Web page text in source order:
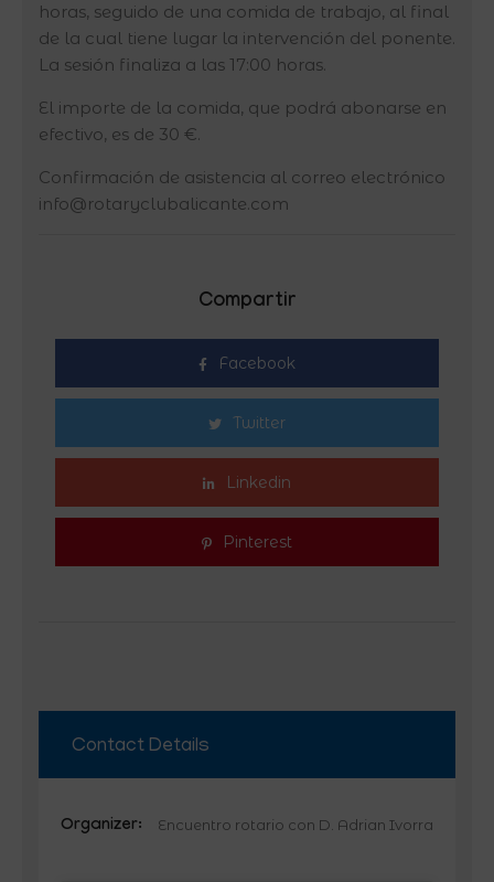
horas, seguido de una comida de trabajo, al final
de la cual tiene lugar la intervención del ponente.
La sesión finaliza a las 17:00 horas.
El importe de la comida, que podrá abonarse en
efectivo, es de 30 €.
Confirmación de asistencia al correo electrónico
info@rotaryclubalicante.com
Compartir
Facebook
Twitter
Linkedin
Pinterest
Contact Details
Organizer: Encuentro rotario con D. Adrian Ivorra